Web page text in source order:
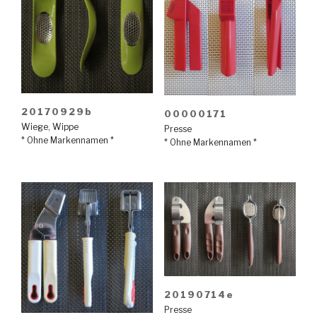
20170929b
Wiege, Wippe
* Ohne Markennamen *
00000171
Presse
* Ohne Markennamen *
20190714e
Presse